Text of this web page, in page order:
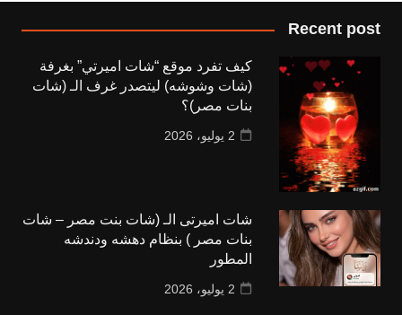
Recent post
كيف تفرد موقع “شات اميرتي” بغرفة
(شات وشوشه) ليتصدر غرف الـ (شات
بنات مصر)؟
2 يوليو، 2026
شات اميرتى الـ (شات بنت مصر – شات
بنات مصر ) بنظام دهشه ودندشه
المطور
2 يوليو، 2026